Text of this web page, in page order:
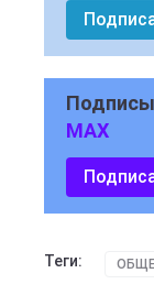
MAX
Теги: